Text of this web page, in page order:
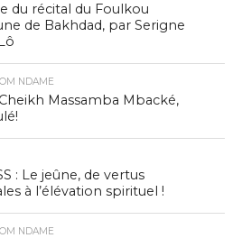
du récital du Foulkou
de Bakhdad, par Serigne
NDAME
Massamba Mbacké,
: Le jeûne, de vertus
à l’élévation spirituel !
NDAME